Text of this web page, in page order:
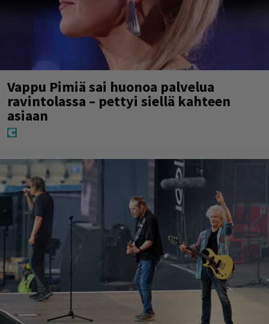
Vappu Pimiä sai huonoa palvelua
ravintolassa – pettyi siellä kahteen
asiaan